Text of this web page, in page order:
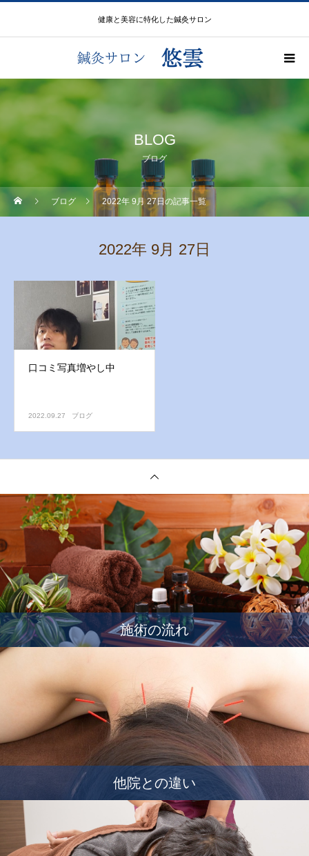
健康と美容に特化した鍼灸サロン
BLOG
ブログ
ブログ 2022年 9月 27日の記事一覧
2022年 9月 27日
口コミ写真増やし中
2022.09.27 ブログ
施術の流れ
他院との違い